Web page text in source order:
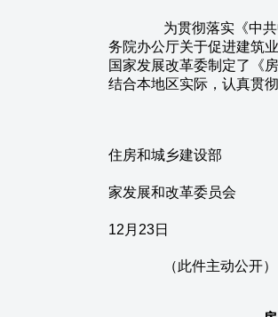
为贯彻落实《中共
务院办公厅关于促进建筑
国家发展改革委制定了《
结合本地区实际，认真贯彻
中
住房和城乡建设部
中华
家发展和改革委员会
12月23日
（此件主动公开）